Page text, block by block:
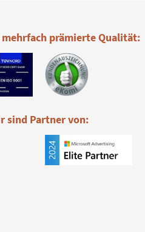
prämierte Qualität:
sind Partner von: